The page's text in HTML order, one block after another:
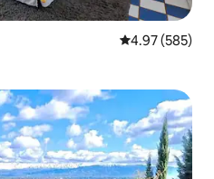
從 585 則評價
4.97 (585)